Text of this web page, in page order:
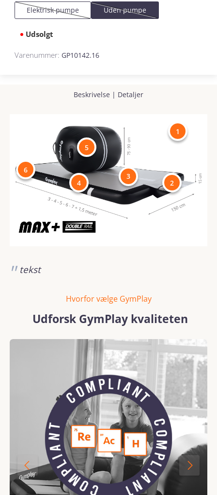
Elektrisk pumpe
(Denne mulighed er i øjeblikket ikke tilgængelig.)
Uden pumpe
(Denne mulighed er i øjeblikket
Udsolgt
Varenummer: GP10142.16
Beskrivelse | Detaljer
1
2
3
4
5
6
tekst
Hvorfor vælge GymPlay
Udforsk GymPlay kvaliteten
Spring over billedgalleri
REACH